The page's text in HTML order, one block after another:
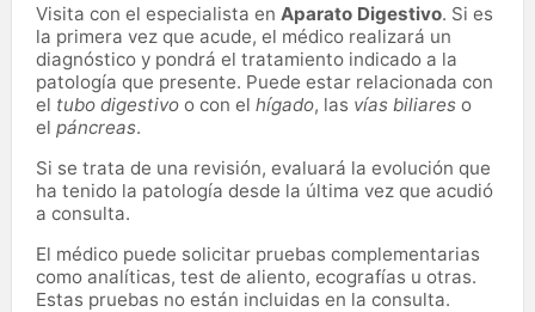
Visita con el especialista en Aparato Digestivo. Si es
la primera vez que acude, el médico realizará un
diagnóstico y pondrá el tratamiento indicado a la
patología que presente. Puede estar relacionada con
el tubo digestivo o con el hígado, las vías biliares o
el páncreas.
Si se trata de una revisión, evaluará la evolución que
ha tenido la patología desde la última vez que acudió
a consulta.
El médico puede solicitar pruebas complementarias
como analíticas, test de aliento, ecografías u otras.
Estas pruebas no están incluidas en la consulta.